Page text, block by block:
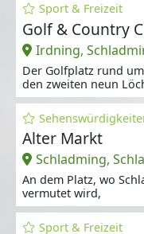
Sport & Freizeit
Golf & Country
Irdning,
Der Golfplatz rund
den zweiten neun
Alter Markt
Schladming,
An dem Platz, wo
vermutet wird,
Sport & Freizeit